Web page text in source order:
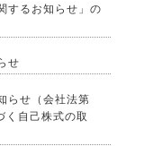
するお知らせ」の
せ
らせ（会社法第
く自己株式の取